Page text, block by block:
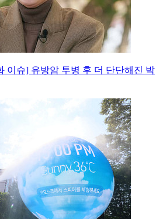
이슈] 유방암 투병 후 더 단단해진 박